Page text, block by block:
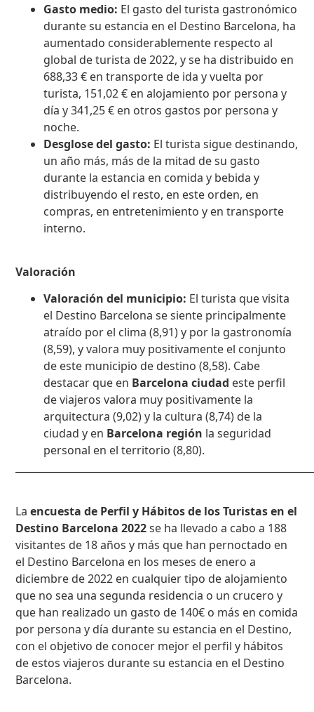
Gasto medio: El gasto del turista gastronómico
durante su estancia en el Destino Barcelona, ​​ha
aumentado considerablemente respecto al
global de turista de 2022, y se ha distribuido en
688,33 € en transporte de ida y vuelta por
turista, 151,02 € en alojamiento por persona y
día y 341,25 € en otros gastos por persona y
noche.
Desglose del gasto: El turista sigue destinando,
un año más, más de la mitad de su gasto
durante la estancia en comida y bebida y
distribuyendo el resto, en este orden, en
compras, en entretenimiento y en transporte
interno.
Valoración
Valoración del municipio: El turista que visita
el Destino Barcelona se siente principalmente
atraído por el clima (8,91) y por la gastronomía
(8,59), y valora muy positivamente el conjunto
de este municipio de destino (8,58). Cabe
destacar que en Barcelona ciudad este perfil
de viajeros valora muy positivamente la
arquitectura (9,02) y la cultura (8,74) de la
ciudad y en Barcelona región la seguridad
personal en el territorio (8,80).
Laencuesta de Perfil y Hábitos de los Turistas en el
Destino Barcelona 2022se ha llevado a cabo a 188
visitantes de 18 años y más que han pernoctado en
el Destino Barcelona en los meses de enero a
diciembre de 2022 en cualquier tipo de alojamiento
que no sea una segunda residencia o un crucero y
que han realizado un gasto de 140€ o más en comida
por persona y día durante su estancia en el Destino,
con el objetivo de conocer mejor el perfil y hábitos
de estos viajeros durante su estancia en el Destino
Barcelona.